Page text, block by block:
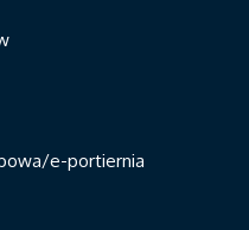
e-portiernia